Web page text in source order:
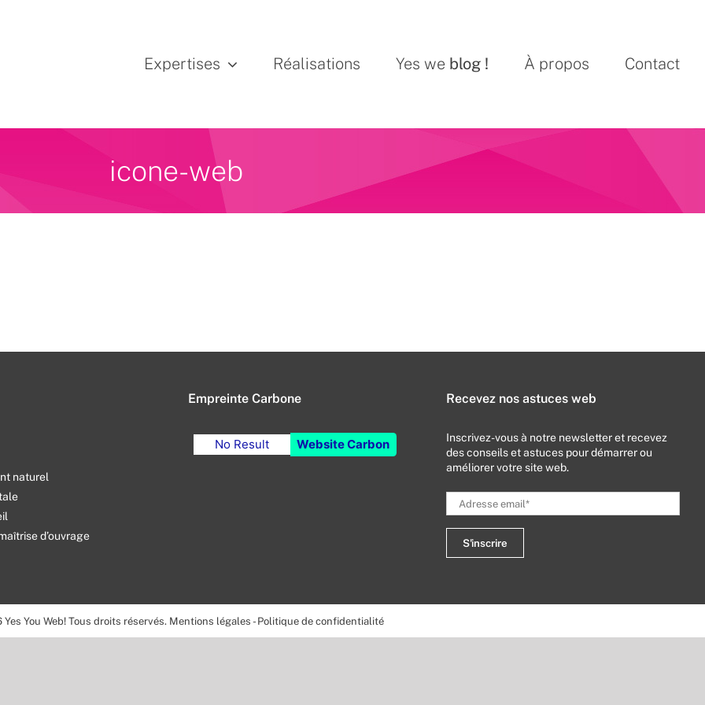
Expertises Réalisations Yes we blog ! À propos Contact
icone-web
naturel
d’ouvrage
Empreinte Carbone
No Result Website Carbon
Recevez nos astuces web
Inscrivez-vous à notre newsletter et recevez
des conseils et astuces pour démarrer ou
améliorer votre site web.
Yes You Web! Tous droits réservés. Mentions légales - Politique de confidentialité